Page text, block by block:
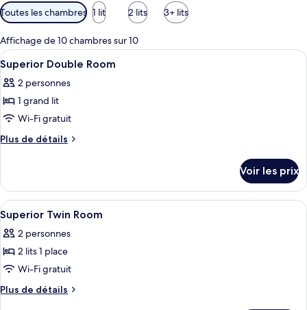
Filtres
disponibles
pour
les
chambres
Toutes les chambres 1 lit 2 lits 3+ lits
Affichage de 10 chambres sur 10
Afficher
toutes
les
photos
pour
ce
chambre :
Superior
Double
Room
Literie de qualité supérieure,
8
Superior Double Room
2 personnes
1 grand lit
Wi-Fi gratuit
Plus de détails
Plus
le
type
de
chambre
Superior
Double
Voir les prix
Afficher
toutes
les
photos
pour
ce
Literie de qualité supérieure,
7
Superior Twin Room
2 personnes
2 lits 1 place
Wi-Fi gratuit
Plus de détails
Plus